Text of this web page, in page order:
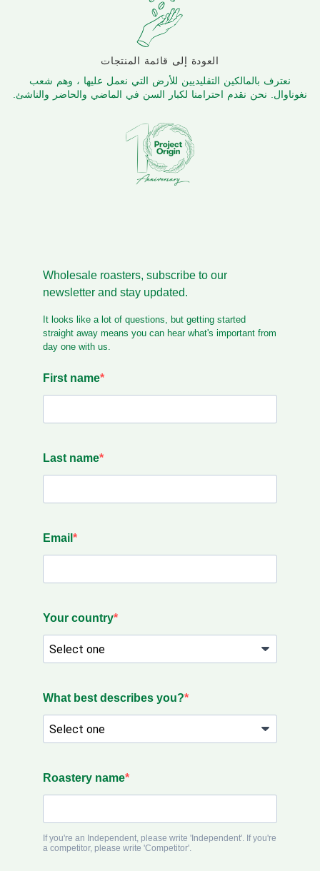
العودة إلى قائمة المنتجات
نعترف بالمالكين التقليديين للأرض التي نعمل عليها ، وهم شعب
نغوناوال. نحن نقدم احترامنا لكبار السن في الماضي والحاضر والناشئ.